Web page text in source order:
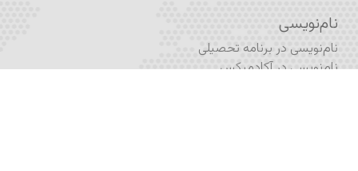
مشارکت
فرستادن مطلب به ژورنال